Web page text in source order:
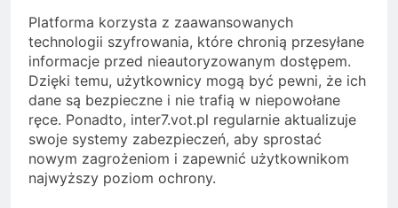
Platforma korzysta z zaawansowanych
technologii szyfrowania, które chronią przesyłane
informacje przed nieautoryzowanym dostępem.
Dzięki temu, użytkownicy mogą być pewni, że ich
dane są bezpieczne i nie trafią w niepowołane
ręce. Ponadto, inter7.vot.pl regularnie aktualizuje
swoje systemy zabezpieczeń, aby sprostać
nowym zagrożeniom i zapewnić użytkownikom
najwyższy poziom ochrony.